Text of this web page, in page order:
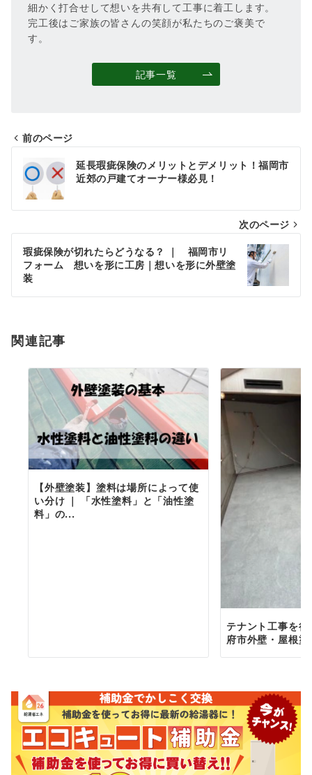
細かく打合せして想いを共有して工事に着工します。
完工後はご家族の皆さんの笑顔が私たちのご褒美で
す。
記事一覧
稿
ナ
ビ
ゲ
ー
シ
ン
前のページ
延長瑕疵保険のメリットとデメリット！福岡市
近郊の戸建てオーナー様必見！
次のページ
瑕疵保険が切れたらどうなる？ ｜ 福岡市リ
フォーム 想いを形に工房｜想いを形に外壁塗
装
関連記事
【外壁塗装】塗料は場所によって使
い分け ｜ 「水性塗料」と「油性塗
料」の...
テナント工事を
府市外壁・屋根